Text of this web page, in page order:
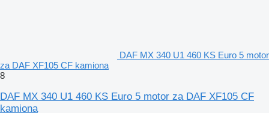
DAF MX 340 U1 460 KS Euro 5 motor
za DAF XF105 CF kamiona
8
DAF MX 340 U1 460 KS Euro 5 motor za DAF XF105 CF
kamiona